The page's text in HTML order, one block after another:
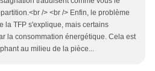
/> <br /> Enfin, le problème
la TFP s'explique, mais certains
la consommation énergétique. Cela est
au milieu de la pièce...